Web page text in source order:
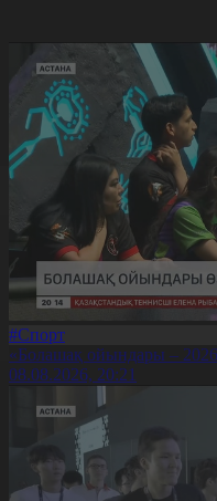
#Спорт
«Болашақ ойындары –
08.08.2026, 20:21